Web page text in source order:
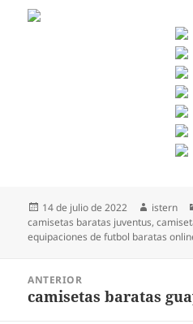
Publicado
el
14 de julio de 2022 Autor
istern
camisetas baratas juventus,
equipaciones de futbol baratas
entradas
ANTERIOR
Entrada
camisetas baratas